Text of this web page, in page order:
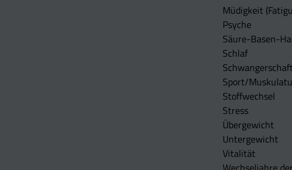
Müdigkeit
Psyche
Säure-Basen-
Schlaf
Sport/
Stoffwechsel
Stress
Übergewicht
Untergewicht
Vitalität